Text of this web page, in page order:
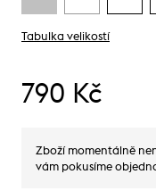
Tabulka velikostí
790 Kč
Zboží momentálně
vám pokusíme